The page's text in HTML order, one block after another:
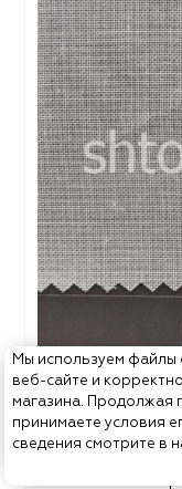
Мы используем файлы
веб-сайте и
магазина. Продолжая
принимаете условия
сведения смотрите в
FR 1040-01
Европа
Ткани Vip